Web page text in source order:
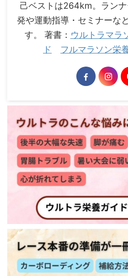
己ベストは264km。ラン
発や運動指導・セミナーな
す。 著書： ウルトラマラ
ド
フルマラソン栄